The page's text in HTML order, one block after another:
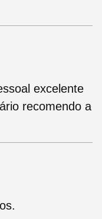
excelente
recomendo a